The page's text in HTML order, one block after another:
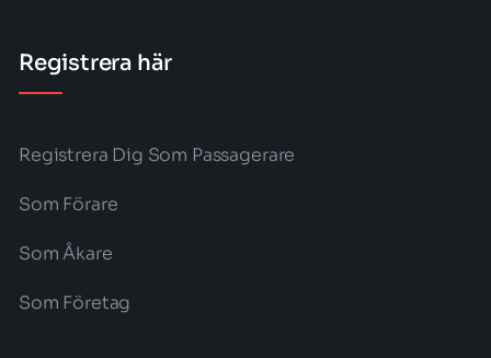
Registrera här
Registrera Dig Som Passagerare
Som Förare
Som Åkare
Som Företag